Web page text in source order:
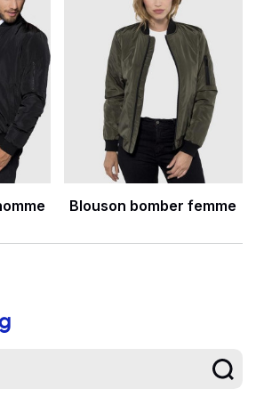
Blouson bomber femme
navigation